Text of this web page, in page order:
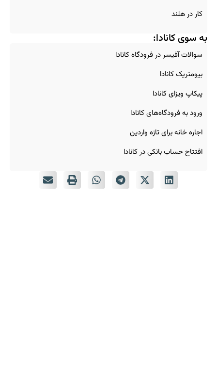
کار در هلند
به سوی کانادا:
سوالات آفیسر در فرودگاه کانادا
بیومتریک کانادا
پیکاپ ویزای کانادا
ورود به فرودگاه‌های کانادا
اجاره خانه برای تازه‌ واردین
افتتاح حساب بانکی در کانادا